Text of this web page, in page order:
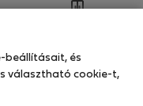
a
beállításait, és
választható cookie-t,